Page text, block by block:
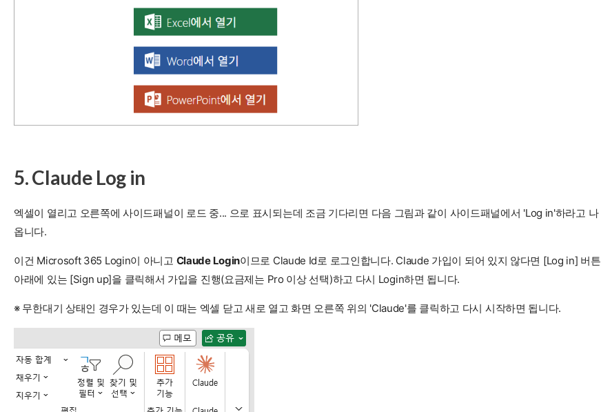
5. Claude Log in
엑셀이 열리고 오른쪽에 사이드패널이 로드 중... 으로 표시되는데 조금 기다리면 다음 그림과 같이 사이드패널에서 'Log in'하라고 나
옵니다.
이건 Microsoft 365 Login이 아니고 Claude Login이므로 Claude Id로 로그인합니다. Claude 가입이 되어 있지 않다면 [Log in] 버튼
아래에 있는 [Sign up]을 클릭해서 가입을 진행(요금제는 Pro 이상 선택)하고 다시 Login하면 됩니다.
※ 무한대기 상태인 경우가 있는데 이 때는 엑셀 닫고 새로 열고 화면 오른쪽 위의 'Claude'를 클릭하고 다시 시작하면 됩니다.